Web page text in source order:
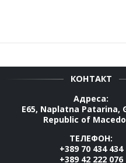
КОНТАКТ
Адреса:
E65, Naplatna Patarina,
Republic of
ТЕЛЕФОН:
+389 70 434 434
+389 42 222 076